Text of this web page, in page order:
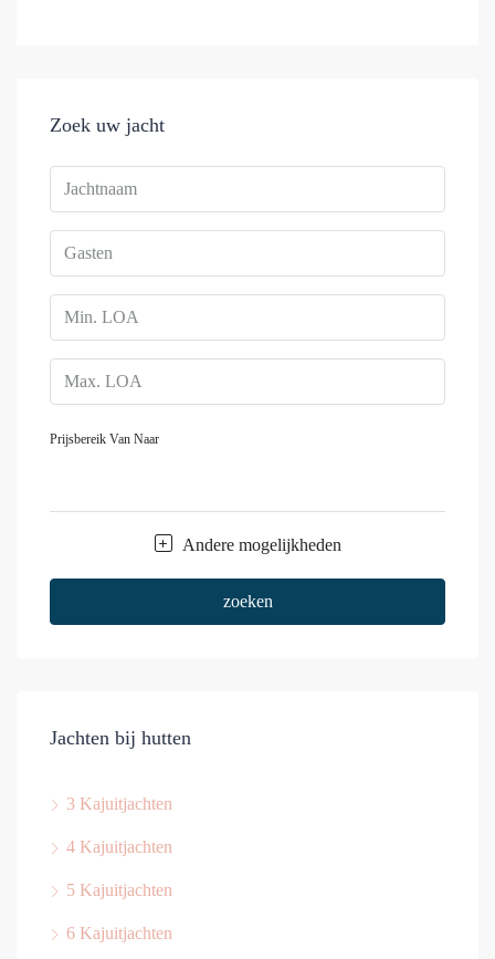
Zoek uw jacht
Prijsbereik Van Naar
Andere mogelijkheden
zoeken
Jachten bij hutten
3 Kajuitjachten
4 Kajuitjachten
5 Kajuitjachten
6 Kajuitjachten